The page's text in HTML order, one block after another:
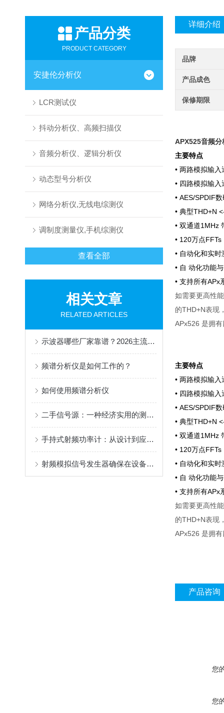
产品分类
PRODUCT CATEGORY
安捷伦分析仪
LCR测试仪
抖动分析仪、高频扫描仪
音频分析仪、逻辑分析仪
动态型号分析仪
网络分析仪,无线电综测仪
调制度测量仪,手机综测仪
查看全部
相关文章
RELATED ARTICLES
示波器哪些厂家靠谱？2026主流示波器代理商全揭秘！
频谱分析仪是如何工作的？
如何使用频谱分析仪
二手信号源：一种经济实用的测试设备
手持式射频功率计：从设计到应用的全面解析
射频模拟信号发生器确保在设备测试和调试过程中不会损坏设备
详细介绍
品牌
产品成色
保修期限
APX525音频分
主要特点
• 两路模拟输
• 四路模拟输
• AES/SPDIF
• 典型THD+N
• 双通道1MHz
• 120万点FFTs
• 自动化和实
• 自 动化功能
• 支持所有APx
如需要更高性
的THD+N表现
APx526 是拥
主要特点
• 两路模拟输
• 四路模拟输
• AES/SPDIF
• 典型THD+N
• 双通道1MHz
• 120万点FFTs
• 自动化和实
• 自 动化功能
• 支持所有APx
如需要更高性
的THD+N表现
APx526 是拥
产品咨询
您
您